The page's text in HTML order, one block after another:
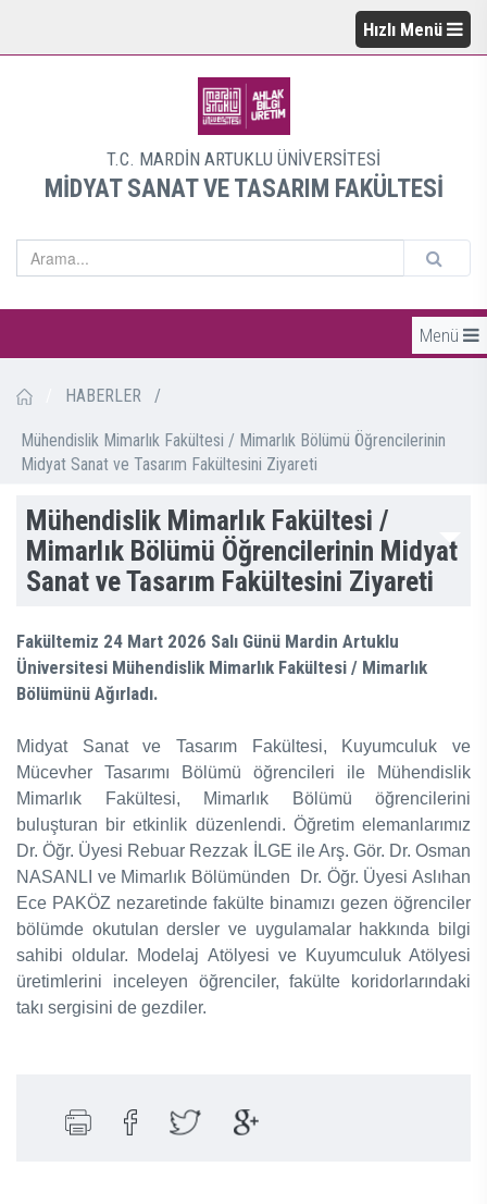
Hızlı Menü
T.C. MARDİN ARTUKLU ÜNİVERSİTESİ
MİDYAT SANAT VE TASARIM FAKÜLTESİ
Menü
HABERLER /
Mühendislik Mimarlık Fakültesi / Mimarlık Bölümü Öğrencilerinin
Midyat Sanat ve Tasarım Fakültesini Ziyareti
Mühendislik Mimarlık Fakültesi /
Mimarlık Bölümü Öğrencilerinin Midyat
Sanat ve Tasarım Fakültesini Ziyareti
Fakültemiz 24 Mart 2026 Salı Günü Mardin Artuklu
Üniversitesi Mühendislik Mimarlık Fakültesi / Mimarlık
Bölümünü Ağırladı.
Midyat Sanat ve Tasarım Fakültesi, Kuyumculuk ve
Mücevher Tasarımı Bölümü öğrencileri ile Mühendislik
Mimarlık Fakültesi, Mimarlık Bölümü öğrencilerini
buluşturan bir etkinlik düzenlendi. Öğretim elemanlarımız
Dr. Öğr. Üyesi Rebuar Rezzak İLGE ile Arş. Gör. Dr. Osman
NASANLI ve Mimarlık Bölümünden Dr. Öğr. Üyesi Aslıhan
Ece PAKÖZ nezaretinde fakülte binamızı gezen öğrenciler
bölümde okutulan dersler ve uygulamalar hakkında bilgi
sahibi oldular. Modelaj Atölyesi ve Kuyumculuk Atölyesi
üretimlerini inceleyen öğrenciler, fakülte koridorlarındaki
takı sergisini de gezdiler.